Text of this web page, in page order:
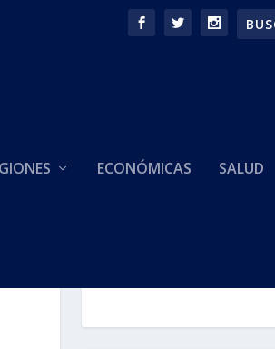
ECONÓMICAS SALUD